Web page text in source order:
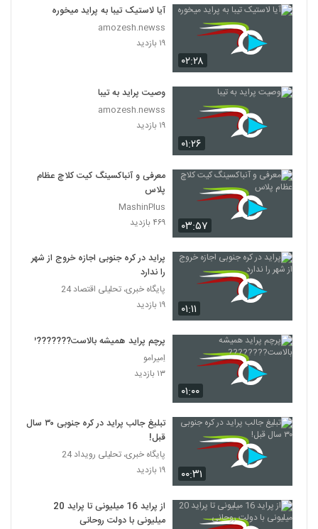
۰۲:۲۸
آیا لاستیک تیبا به پراید میخوره
amozesh.newss
۱۹ بازدید
۰۱:۲۶
وصیت پراید به تیبا
amozesh.newss
۱۹ بازدید
۰۳:۵۷
معرفی و آنباکسینگ کیت کلاچ عظام
پلاس
MashinPlus
۴۶۹ بازدید
۰۱:۱۱
پراید در کره جنوبی اجازه خروج از شهر
را ندارد
پایگاه خبری، تحلیلی اقتصاد 24
۱۹ بازدید
۰۱:۰۰
پرچم پراید همیشه بالاست????????
اِمیرامو
۱۳ بازدید
۰۰:۳۱
تبلیغ جالب پراید در کره جنوبی ۳۰ سال
قبل!
پایگاه خبری، تحلیلی رویداد 24
۱۹ بازدید
از پراید 16 میلیونی تا پراید 20
میلیونی با دولت روحانی